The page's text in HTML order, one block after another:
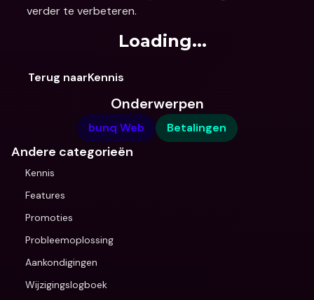
verder te verbeteren.
Loading...
Terug naarKennis
Onderwerpen
bunq Web Betalingen
Andere categorieën
Kennis
Features
Promoties
Probleemoplossing
Aankondigingen
Wijzigingslogboek